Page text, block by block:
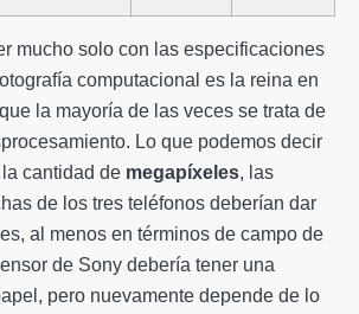
mucho solo con las especificaciones
computacional es la reina en
la mayoría de las veces se trata de
Lo que podemos decir
cantidad de megapíxeles, las
de los tres teléfonos deberían dar
al menos en términos de campo de
de Sony debería tener una
pero nuevamente depende de lo